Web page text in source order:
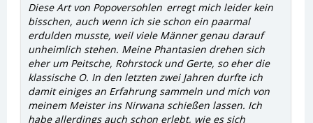
Diese Art von Popoversohlen erregt mich leider kein
bisschen, auch wenn ich sie schon ein paarmal
erdulden musste, weil viele Männer genau darauf
unheimlich stehen. Meine Phantasien drehen sich
eher um Peitsche, Rohrstock und Gerte, so eher die
klassische O. In den letzten zwei Jahren durfte ich
damit einiges an Erfahrung sammeln und mich von
meinem Meister ins Nirwana schießen lassen. Ich
habe allerdings auch schon erlebt, wie es sich